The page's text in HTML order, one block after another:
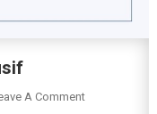
A CommentOn